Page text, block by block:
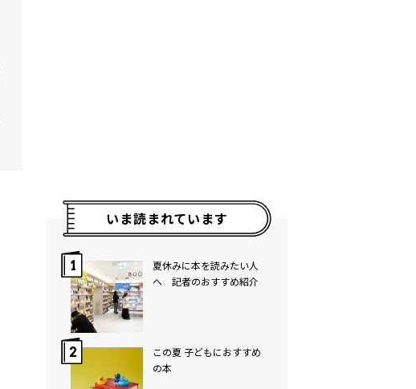
いま読まれています
夏休みに本を読みたい人
へ 記者のおすすめ紹介
この夏 子どもにおすすめ
の本